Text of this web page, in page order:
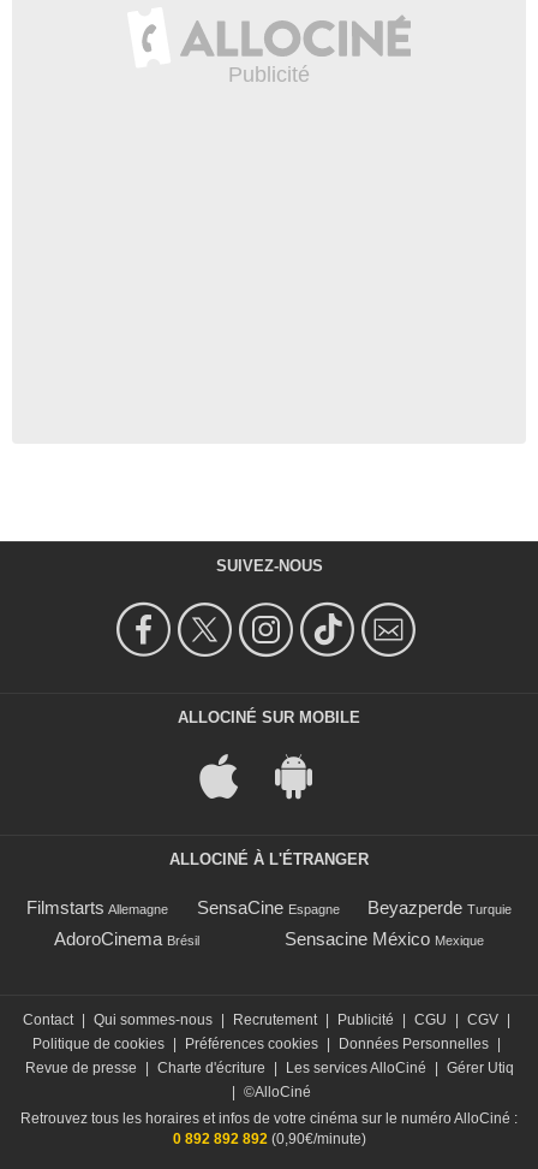
SUIVEZ-NOUS
ALLOCINÉ SUR MOBILE
ALLOCINÉ À L'ÉTRANGER
Filmstarts Allemagne SensaCine Espagne Beyazperde Turquie
AdoroCinema Brésil Sensacine México Mexique
Contact | Qui sommes-nous | Recrutement | Publicité | CGU | CGV |
Politique de cookies | Préférences cookies | Données Personnelles |
Revue de presse
| Charte d'écriture | Les services AlloCiné | Gérer Utiq
| ©AlloCiné
Retrouvez tous les horaires et infos de votre cinéma sur le numéro AlloCiné :
0 892 892 892(0,90€/minute)